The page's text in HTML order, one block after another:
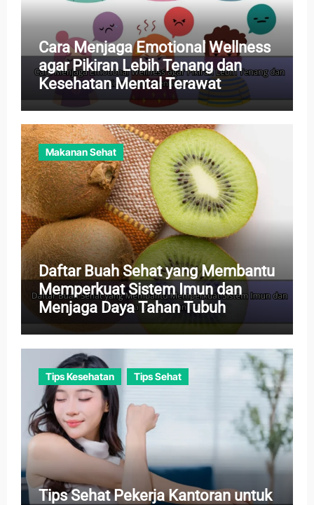
Cara Menjaga Emotional Wellness
agar Pikiran Lebih Tenang dan
Kesehatan Mental Terawat
Makanan Sehat
Daftar Buah Sehat yang Membantu
Memperkuat Sistem Imun dan
Menjaga Daya Tahan Tubuh
Tips Kesehatan Tips Sehat
Tips Sehat Pekerja Kantoran untuk